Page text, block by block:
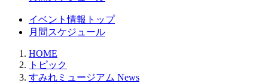
イベント情報トップ
月間スケジュール
HOME
トピック
すみれミュージアム News